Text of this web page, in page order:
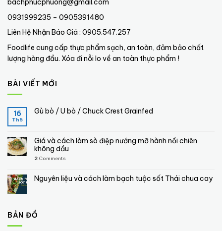
bachphucphuong@gmail.com
0931999235 – 0905391480
Liên Hệ Nhận Báo Giá : 0905.547.257
Foodlife cung cấp thực phẩm sạch, an toàn, đảm bảo chất
lượng hàng đầu. Xóa đi nỗi lo về an toàn thực phẩm !
BÀI VIẾT MỚI
16
Th5
Gù bò / U bò / Chuck Crest Grainfed
Giá và cách làm sò điệp nướng mỡ hành nồi chiên
không dầu
2 Comments
Nguyên liệu và cách làm bạch tuộc sốt Thái chua cay
BẢN ĐỒ